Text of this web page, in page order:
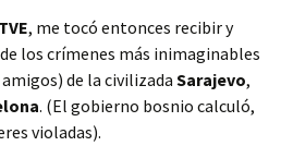
TVE, me tocó entonces recibir y
los crímenes más inimaginables
de la civilizada Sarajevo,
. (El gobierno bosnio calculó,
violadas).